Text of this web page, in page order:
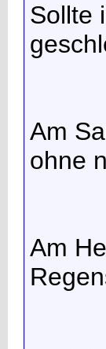
Sollte
Am
ohne
Am